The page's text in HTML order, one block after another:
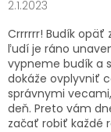
2.1.2023
Crrrrrr! Budík opäť
ľudí je ráno
vypneme budík a
dokáže ovplyvniť
správnymi
deň. Preto vám
začať robiť každé